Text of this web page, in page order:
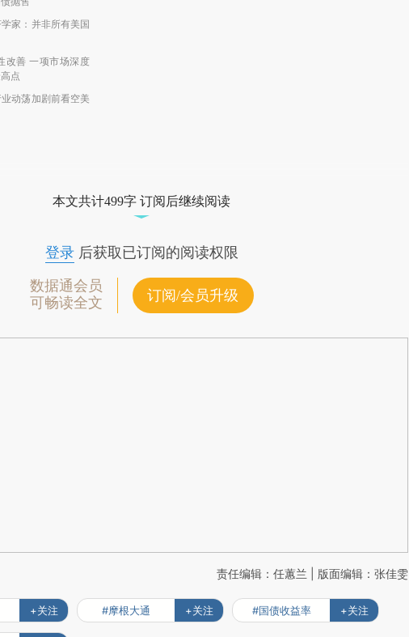
学家：并非所有美国
改善 一项市场深度
点
业动荡加剧前看空美
本文共计499字 订阅后继续阅读
登录后获取已订阅的阅读权限
数据通会员
可畅读全文
订阅/会员升级
责任编辑：任蕙兰 | 版面编辑：张佳雯
+关注 #摩根大通 +关注 #国债收益率 +关注